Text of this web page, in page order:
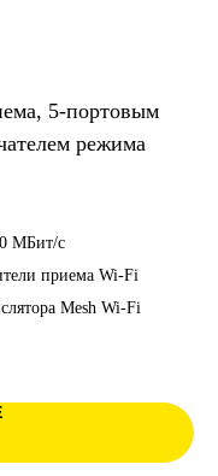
5-портовым
режима
МБит/с
приема Wi-Fi
Mesh Wi-Fi